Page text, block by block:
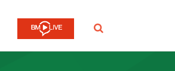
Rechercher